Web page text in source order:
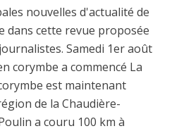
nouvelles d'actualité de
dans cette revue proposée
Samedi 1er août
corymbe a commencé La
est maintenant
de la Chaudière-
a couru 100 km à